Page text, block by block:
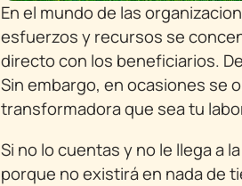
En el mundo de las
esfuerzos y recursos se
directo con los beneficiarios.
Sin embargo, en ocasiones se
transformadora que sea tu
Si no lo cuentas y no le llega a
porque no existirá en nada de